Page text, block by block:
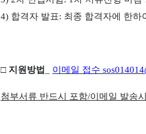
4) 합격자 발표: 최종 합격자에 한하
□ 지원방법 이메일 접수
첨부서류 반드시 포함/이메일 발송